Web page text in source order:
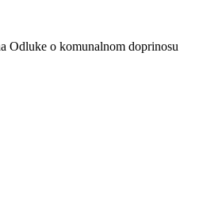
Odluke o komunalnom doprinosu